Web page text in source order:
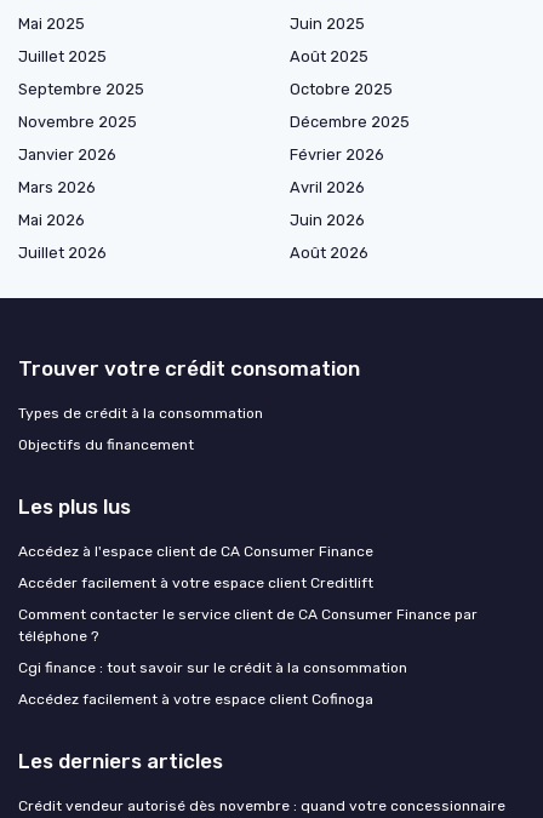
Mai 2025
Juin 2025
Juillet 2025
Août 2025
Septembre 2025
Octobre 2025
Novembre 2025
Décembre 2025
Janvier 2026
Février 2026
Mars 2026
Avril 2026
Mai 2026
Juin 2026
Juillet 2026
Août 2026
Trouver votre crédit consomation
Types de crédit à la consommation
Objectifs du financement
Les plus lus
Accédez à l'espace client de CA Consumer Finance
Accéder facilement à votre espace client Creditlift
Comment contacter le service client de CA Consumer Finance par
téléphone ?
Cgi finance : tout savoir sur le crédit à la consommation
Accédez facilement à votre espace client Cofinoga
Les derniers articles
Crédit vendeur autorisé dès novembre : quand votre concessionnaire